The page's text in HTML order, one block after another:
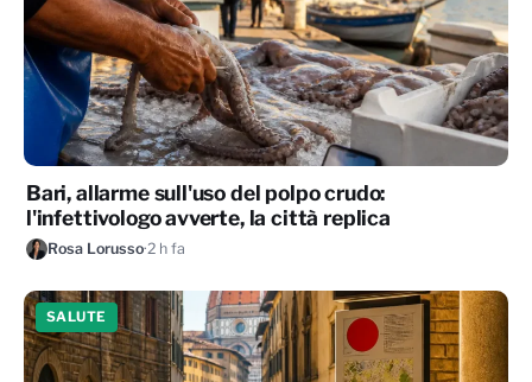
Bari, allarme sull'uso del polpo crudo:
l'infettivologo avverte, la città replica
Rosa Lorusso·2 h fa
SALUTE